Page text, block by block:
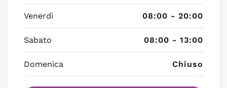
Venerdì 08:00 - 20:00
Sabato 08:00 - 13:00
Domenica Chiuso